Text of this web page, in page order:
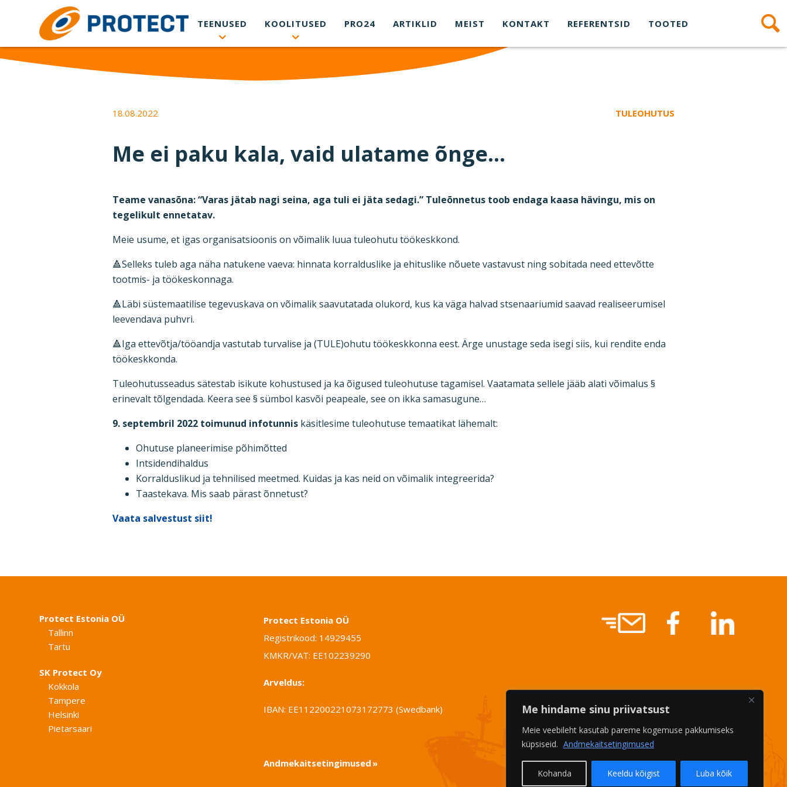
Me hindame sinu priivatsust
Meie veebileht kasutab pareme kogemuse pakkumiseks
küpsiseid. Andmekaitsetingimused
Kohanda Keeldu kõigist Luba kõik
Skip to main content
TEENUSED
KOOLITUSED PRO24 ARTIKLID MEIST KONTAKT REFERENTSID TOOTED
18.08.2022 TULEOHUTUS
Me ei paku kala, vaid ulatame õnge…
Teame vanasõna: “Varas jätab nagi seina, aga tuli ei jäta sedagi.” Tuleõnnetus toob endaga kaasa hävingu, mis on
tegelikult ennetatav.
Meie usume, et igas organisatsioonis on võimalik luua tuleohutu töökeskkond.
🔺Selleks tuleb aga näha natukene vaeva: hinnata korralduslike ja ehituslike nõuete vastavust ning sobitada need ettevõtte
tootmis- ja töökeskonnaga.
🔺Läbi süstemaatilise tegevuskava on võimalik saavutatada olukord, kus ka väga halvad stsenaariumid saavad realiseerumisel
leevendava puhvri.
🔺Iga ettevõtja/tööandja vastutab turvalise ja (TULE)ohutu töökeskkonna eest. Ärge unustage seda isegi siis, kui rendite enda
töökeskkonda.
Tuleohutusseadus sätestab isikute kohustused ja ka õigused tuleohutuse tagamisel. Vaatamata sellele jääb alati võimalus §
erinevalt tõlgendada. Keera see § sümbol kasvõi peapeale, see on ikka samasugune…
9. septembril 2022 toimunud infotunnis käsitlesime tuleohutuse temaatikat lähemalt:
Ohutuse planeerimise põhimõtted
Intsidendihaldus
Korralduslikud ja tehnilised meetmed. Kuidas ja kas neid on võimalik integreerida?
Taastekava. Mis saab pärast õnnetust?
Vaata salvestust siit!
Protect Estonia OÜ
Tallinn
Tartu
SK Protect Oy
Kokkola
Tampere
Helsinki
Pietarsaari
Protect Estonia OÜ
Registrikood: 14929455
KMKR/VAT: EE102239290
Arveldus:
IBAN: EE112200221073172773 (Swedbank)
Andmekaitsetingimused